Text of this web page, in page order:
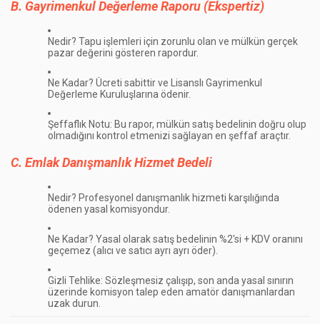
B. Gayrimenkul Değerleme Raporu (Ekspertiz)
Nedir? Tapu işlemleri için zorunlu olan ve mülkün gerçek
pazar değerini gösteren rapordur.
Ne Kadar? Ücreti sabittir ve Lisanslı Gayrimenkul
Değerleme Kuruluşlarına ödenir.
Şeffaflık Notu: Bu rapor, mülkün satış bedelinin doğru olup
olmadığını kontrol etmenizi sağlayan en şeffaf araçtır.
C. Emlak Danışmanlık Hizmet Bedeli
Nedir? Profesyonel danışmanlık hizmeti karşılığında
ödenen yasal komisyondur.
Ne Kadar? Yasal olarak satış bedelinin %2'si + KDVoranını
geçemez (alıcı ve satıcı ayrı ayrı öder).
Gizli Tehlike: Sözleşmesiz çalışıp, son anda yasal sınırın
üzerinde komisyon talep eden amatör danışmanlardan
uzak durun.